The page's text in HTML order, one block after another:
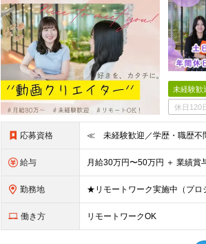
未経験歓
休日120
応募資格
給与
勤務地 ★リモートワーク実施中（プロ
働き方 リモートワークOK